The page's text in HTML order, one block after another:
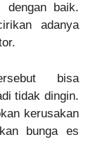
dengan baik.
adanya
bisa
tidak dingin.
kerusakan
bunga es